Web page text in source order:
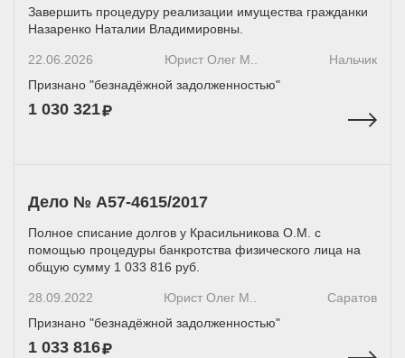
Завершить процедуру реализации имущества гражданки
Назаренко Наталии Владимировны.
22.06.2026 Юрист Олег М..
Нальчик
Признано "безнадёжной задолженностью"
1 030 321
Дело № A57-4615/2017
Полное списание долгов у Красильникова О.М. с
помощью процедуры банкротства физического лица на
общую сумму 1 033 816 руб.
28.09.2022 Юрист Олег М..
Саратов
Признано "безнадёжной задолженностью"
1 033 816